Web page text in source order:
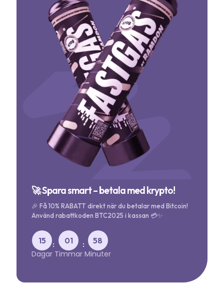
🚀 Spara smart – betala med krypto!
🎉 Få 10% RABATT direkt när du betalar med Bitcoin!
Använd rabattkoden BTC2025 i kassan 💳✨
15
Dagar
:
01
Timmar
:
58
Minuter